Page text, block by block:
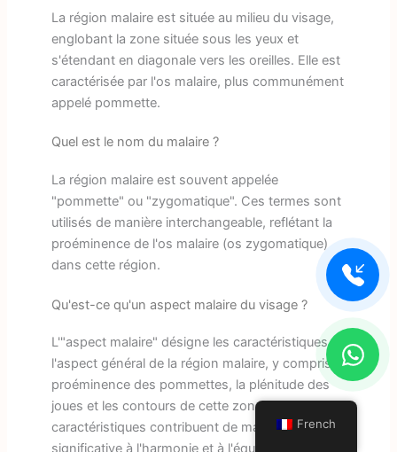
La région malaire est située au milieu du visage,
englobant la zone située sous les yeux et
s'étendant en diagonale vers les oreilles. Elle est
caractérisée par l'os malaire, plus communément
appelé pommette.
Quel est le nom du malaire ?
La région malaire est souvent appelée
"pommette" ou "zygomatique". Ces termes sont
utilisés de manière interchangeable, reflétant la
proéminence de l'os malaire (os zygomatique)
dans cette région.
Qu'est-ce qu'un aspect malaire du visage ?
L'"aspect malaire" désigne les caractéristiques et
l'aspect général de la région malaire, y compris la
proéminence des pommettes, la plénitude des
joues et les contours de cette zone. Ces
caractéristiques contribuent de manière
French